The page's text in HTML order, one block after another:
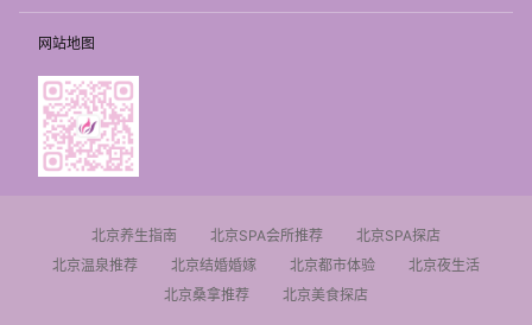
网站地图
北京养生指南 北京SPA会所推荐
北京SPA探店
北京温泉推荐
北京结婚婚嫁 北京都市体验
北京夜生活
北京桑拿推荐
北京美食探店